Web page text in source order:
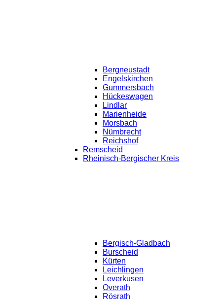
Bergneustadt
Engelskirchen
Gummersbach
Hückeswagen
Lindlar
Marienheide
Morsbach
Nümbrecht
Reichshof
Remscheid
Rheinisch-Bergischer Kreis
Bergisch-Gladbach
Burscheid
Kürten
Leichlingen
Leverkusen
Overath
Rösrath